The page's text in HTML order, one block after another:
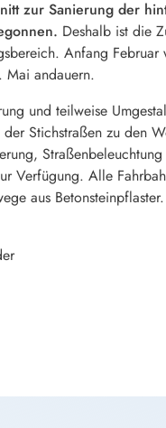
zur Sanierung der
Deshalb ist die
Anfang
Mai andauern.
und teilweise
Stichstraßen zu den
Verfügung. Alle
aus